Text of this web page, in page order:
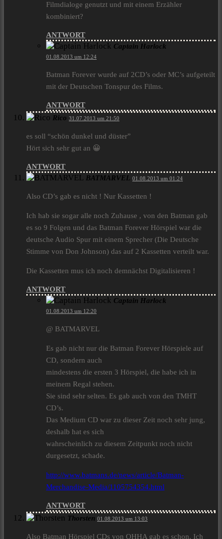
Filmdialoge genutzt und mit einem Erzähler
kombiniert?
ANTWORT
Captain Harlock
01.08.2013 um 12:24
Batman Forever wurde auf 2CD’s oder MC’s aufgeteilt
mit der Deutschen Tonspur des Films.
ANTWORT
Rico 31.07.2013 um 21:50
es soll “schön dunkel und düster”
Hört sich sehr gut an 😀
ANTWORT
BATMARVEL 01.08.2013 um 01:24
Also CD’s gab es nicht ! Nur Kassetten !
Ich hab sie sogar alle noch Zuhause , von den Batman gab
es so 9 Folgen und das Batman Forever Hörspiel war die
deutsche Audio Spur mit einem Sprecher (Die Deutsche
Stimme von Don Johnson) das auf 2 Kassetten verteilt war.
Die Kassetten mus ich noch demnächst Digitalisieren !
ANTWORT
Captain Harlock
01.08.2013 um 12:20
@ BATMARVEL
Es gab nicht nur die Batman Forever Hörspiele auf
CD, sondern auch
mindestens die ersten 3 Hörspiel, die habe ich in
meinem Regal stehen.
Sie sind sehr selten. Es gab auch von den TMHT
CD’s.
Das Medium CD war zu dieser Zeit noch sehr jung,
deshalb hat es sich
wahrscheinlich zu diesem Zeitpunkt noch nicht
durgesetzt, schade.
http://www.batmans.de/news/article/Batman-
Merchandise-Media/1105754354.html
ANTWORT
Thorsten 01.08.2013 um 13:03
Also Batman Hörspiel CDs von OHHA gab es schon. Ich